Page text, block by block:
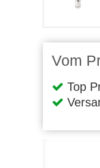
Vom
Top